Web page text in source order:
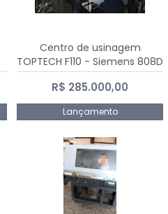
Centro de usinagem
TOPTECH F110 - Siemens 808D
Advanced
R$ 285.000,00
Lançamento